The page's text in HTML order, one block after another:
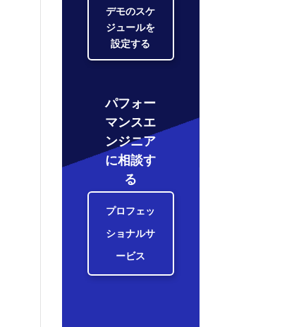
デモのスケ
ジュールを
設定する
パフォー
マンスエ
ンジニア
に相談す
る
プロフェッ
ショナルサ
ービス